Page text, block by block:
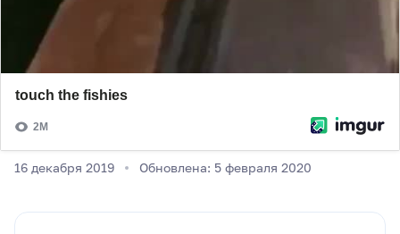
16 декабря 2019 Обновлена: 5 февраля 2020